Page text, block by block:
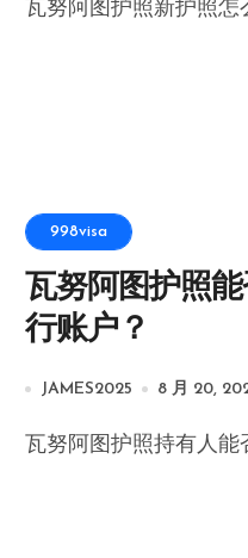
瓦努阿图护照新护照
998visa
瓦努阿图护照
行账户？
JAMES2025 8 月 20,
瓦努阿图护照持有人